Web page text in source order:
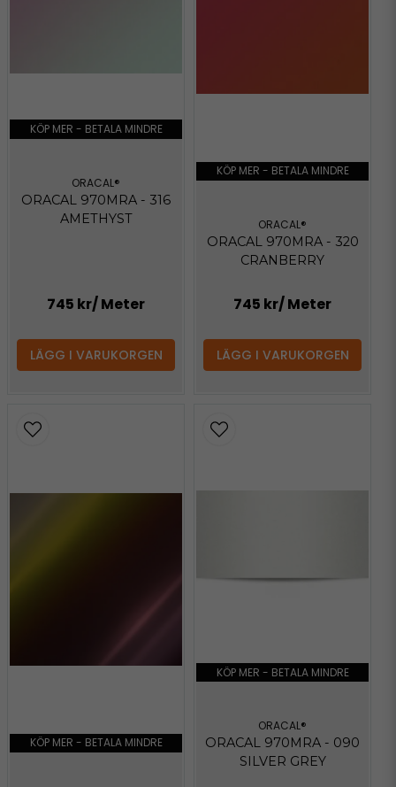
KÖP MER - BETALA MINDRE
ORACAL®
ORACAL 970MRA - 316
AMETHYST
745 kr/ Meter
LÄGG I VARUKORGEN
KÖP MER - BETALA MINDRE
ORACAL®
ORACAL 970MRA - 320
CRANBERRY
745 kr/ Meter
LÄGG I VARUKORGEN
KÖP MER - BETALA MINDRE
KÖP MER - BETALA MINDRE
ORACAL®
ORACAL 970MRA - 090
SILVER GREY